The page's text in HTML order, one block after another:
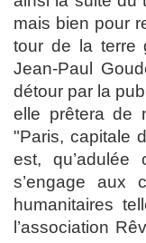
mais bien pour
tour de la terre
Jean-Paul
détour par la
elle prêtera de
"Paris, capitale
est,
s’engage aux
humanitaires
l’association